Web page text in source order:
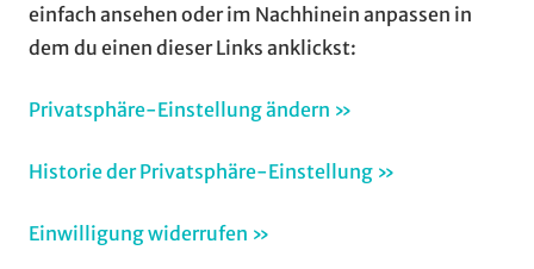
einfach ansehen oder im Nachhinein anpassen in
dem du einen dieser Links anklickst:
Privatsphäre-Einstellung ändern »
Historie der Privatsphäre-Einstellung »
Einwilligung widerrufen »